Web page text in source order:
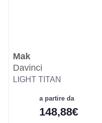
Mak
Davinci
LIGHT TITAN
a partire da
148,88€